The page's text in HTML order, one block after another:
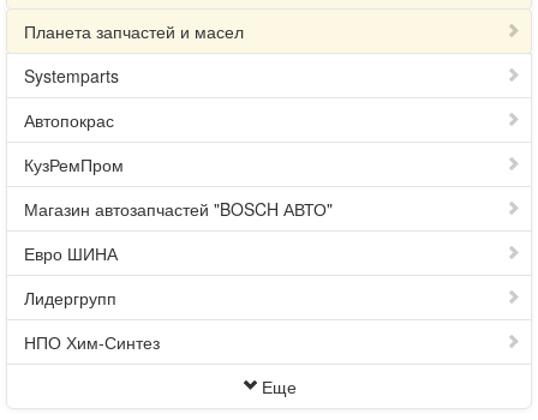
Планета запчастей и масел
Systemparts
Автопокрас
КузРемПром
Магазин автозапчастей "BOSCH АВТО"
Евро ШИНА
Лидергрупп
НПО Хим-Синтез
Еще